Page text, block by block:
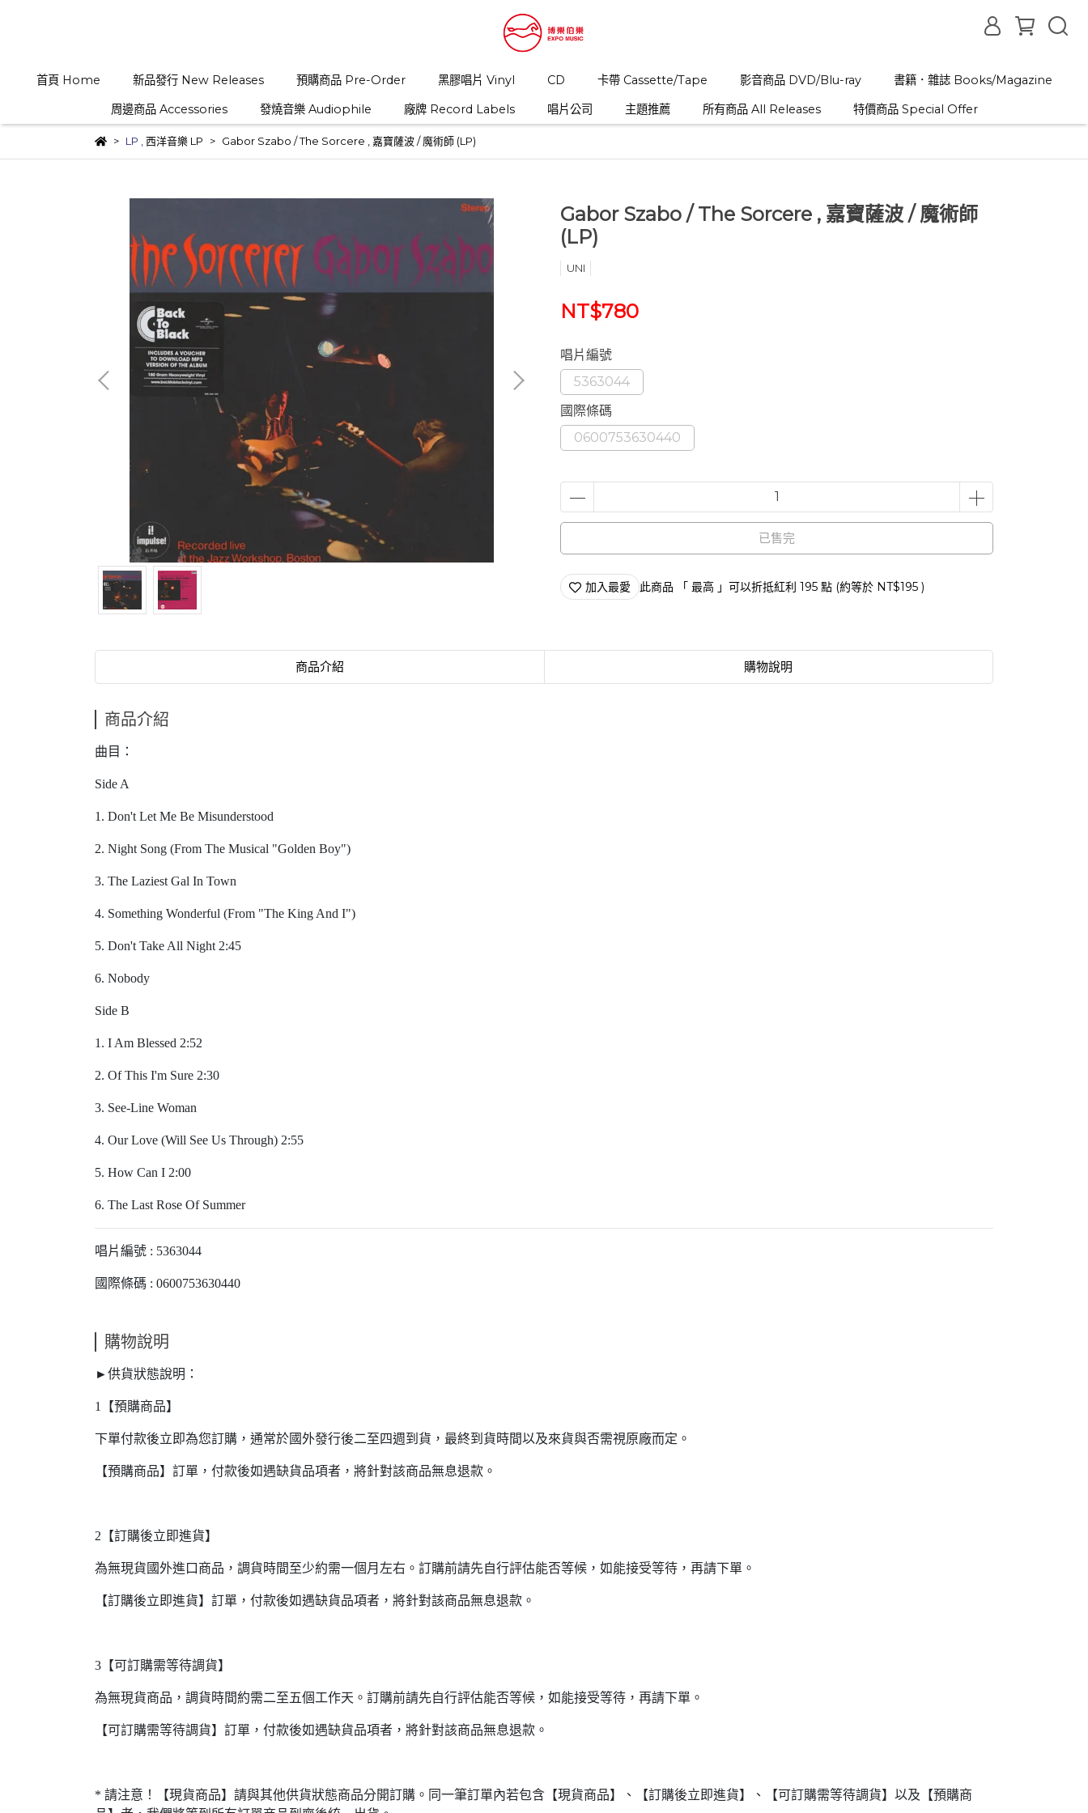
首頁 Home 新品發行 New Releases 預購商品 Pre-Order 黑膠唱片 Vinyl CD 卡帶 Cassette/Tape 影音商品 DVD/Blu-ray
書籍．雜誌 Books/Magazine
周邊商品 Accessories
發燒音樂 Audiophile 廠牌 Record Labels 唱片公司 主題推薦 所有商品 All Releases 特價商品 Special Offer
LP 西洋音樂 LP Gabor Szabo ‎/ The Sorcere , 嘉寶薩波 / 魔術師 (LP)
Gabor Szabo ‎/ The Sorcere , 嘉寶薩波 / 魔術師
(LP)
UNI
NT$780
唱片編號
5363044
國際條碼
0600753630440
已售完
加入最愛 此商品 「 最高 」可以折抵紅利 195 點 (約等於 NT$195 )
商品介紹 購物說明
商品介紹
曲目：
Side A
1. Don't Let Me Be Misunderstood
2. Night Song (From The Musical "Golden Boy")
3. The Laziest Gal In Town
4. Something Wonderful (From "The King And I")
5. Don't Take All Night 2:45
6. Nobody
Side B
1. I Am Blessed 2:52
2. Of This I'm Sure 2:30
3. See-Line Woman
4. Our Love (Will See Us Through) 2:55
5. How Can I 2:00
6. The Last Rose Of Summer
唱片編號 : 5363044
國際條碼 : 0600753630440
購物說明
►供貨狀態說明：
1【預購商品】
下單付款後立即為您訂購，通常於國外發行後二至四週到貨，最終到貨時間以及來貨與否需視原廠而定。
【預購商品】訂單，付款後如遇缺貨品項者，將針對該商品無息退款。
2【訂購後立即進貨】
為無現貨國外進口商品，調貨時間至少約需一個月左右。訂購前請先自行評估能否等候，如能接受等待，再請下單。
【訂購後立即進貨】訂單，付款後如遇缺貨品項者，將針對該商品無息退款。
3【可訂購需等待調貨】
為無現貨商品，調貨時間約需二至五個工作天。訂購前請先自行評估能否等候，如能接受等待，再請下單。
【可訂購需等待調貨】訂單，付款後如遇缺貨品項者，將針對該商品無息退款。
* 請注意！【現貨商品】請與其他供貨狀態商品分開訂購。同一筆訂單內若包含【現貨商品】、【訂購後立即進貨】、【可訂購需等待調貨】以及【預購商